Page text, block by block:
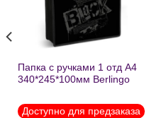
Папка с ручками 1 отд А4
340*245*100мм Berlingo
молнии1246
Доступно для предзаказа